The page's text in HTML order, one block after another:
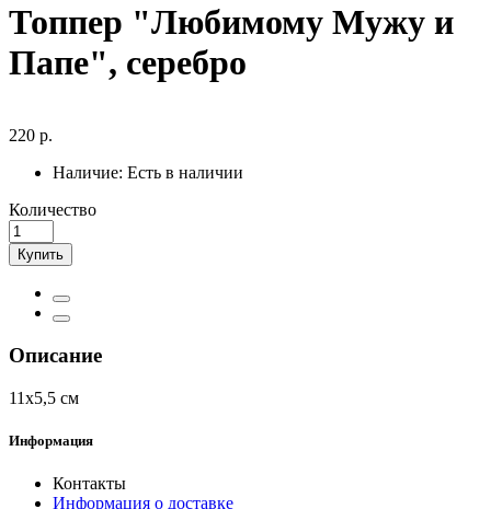
Топпер "Любимому Мужу и
Папе", серебро
220 р.
Наличие: Есть в наличии
Количество
Купить
Описание
11х5,5 см
Информация
Контакты
Информация о доставке